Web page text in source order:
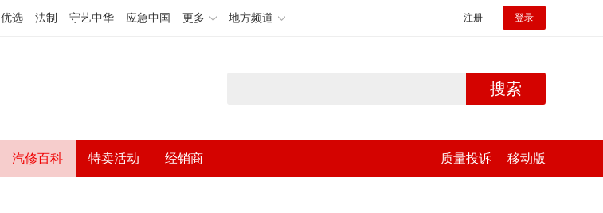
优选 法制 守艺中华 应急中国 更多 地方频道 注册 登录
搜索
汽修百科 特卖活动 经销商 质量投诉 移动版